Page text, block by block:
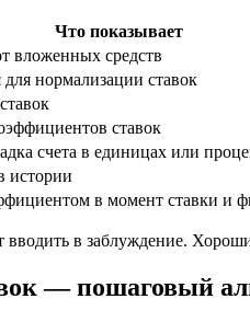
Что показывает
вложенных средств
нормализации ставок
ставок
счета в единицах или
истории
в момент ставки и
в заблуждение.
— пошаговый